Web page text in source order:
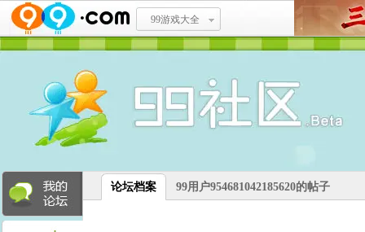
99游戏大全
论坛档案 99用户954681042185620的帖子